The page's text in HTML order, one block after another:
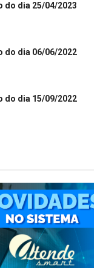
do dia 25/04/2023
do dia 06/06/2022
do dia 15/09/2022